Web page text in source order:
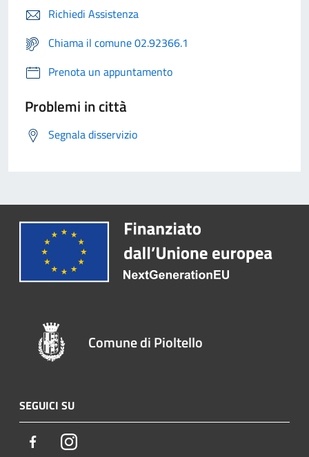
Richiedi Assistenza
Chiama il comune 02.92366.1
Prenota un appuntamento
Problemi in città
Segnala disservizio
Comune di Pioltello
SEGUICI SU
FacebookInstagram